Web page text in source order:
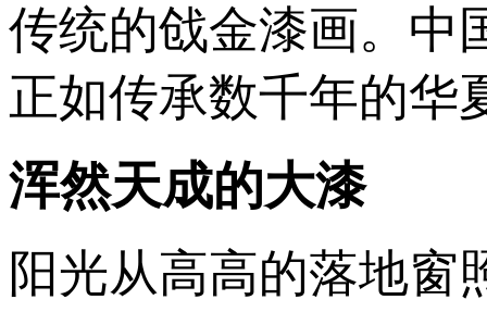
传统的戗金漆画。中
正如传承数千年的华
浑然天成的大漆
阳光从高高的落地窗